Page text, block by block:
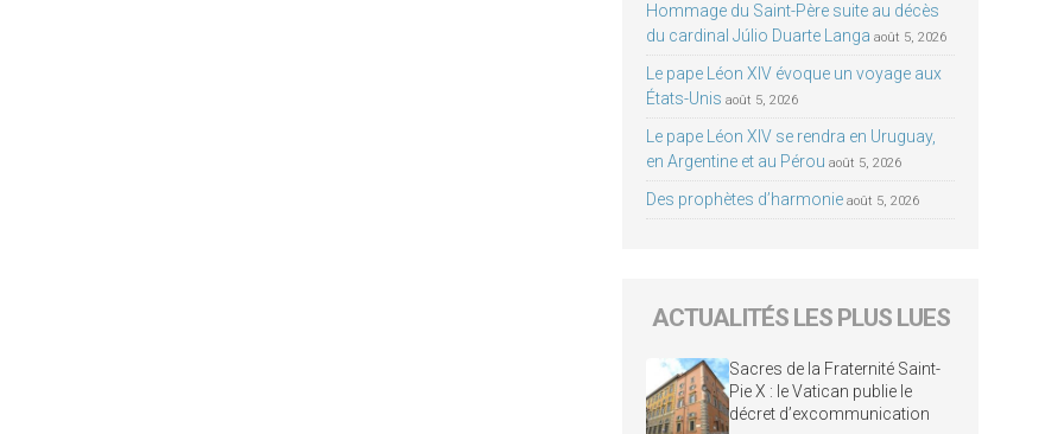
Hommage du Saint-Père suite au décès
du cardinal Júlio Duarte Langa août 5, 2026
Le pape Léon XIV évoque un voyage aux
États-Unis août 5, 2026
Le pape Léon XIV se rendra en Uruguay,
en Argentine et au Pérou août 5, 2026
Des prophètes d’harmonie août 5, 2026
ACTUALITÉS LES PLUS LUES
Sacres de la Fraternité Saint-
Pie X : le Vatican publie le
décret d’excommunication